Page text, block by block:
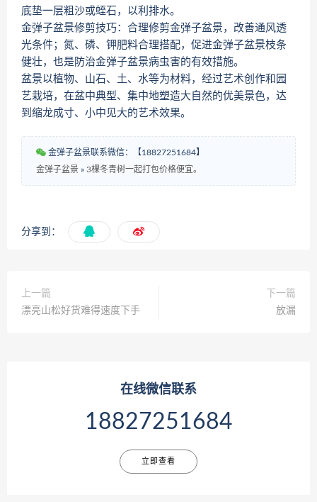
底垫一层粗沙或蛭石，以利排水。
金弹子盆景修剪技巧：合理修剪金弹子盆景，改善通风透
光条件；氮、磷、钾肥料合理搭配，促进金弹子盆景枝条
健壮，也是防治金弹子盆景病虫害的有效措施。
盆景以植物、山石、土、水等为材料，经过艺术创作和园
艺栽培，在盆中典型、集中地塑造大自然的优美景色，达
到缩龙成寸、小中见大的艺术效果。
金弹子盆景联系微信：【18827251684】
金弹子盆景 » 3棵冬青树一起打包价格便宜。
分享到：
上一篇
漂亮山松好货难得速度下手
下一篇
放漏
在线微信联系
18827251684
立即查看